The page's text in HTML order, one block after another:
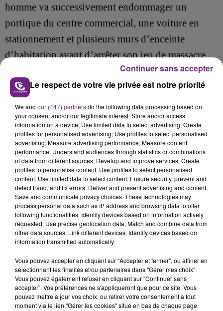
homme va successivement endommager un
portique du centre commercial, une voiture en
stationnement et plusieurs murs d’enceinte
d’habitation avant d’arrêter son jeu de massacre.
Alertés par le bruit, des témoins l’ont retenu avant
l’arrivée de la police.
Placé en garde à vue, il sera jugé ultérieurement.
FIL D'ACTU
7 août 2026
LA CENTRALE NUCLÉAIRE DE CHOOZ
TOUJOURS À L'ARRÊT
Cela fait déjà une semaine que la centrale
nucléaire ardennaise est à l'arrêt. Une situation
Le respect de votre vie privée est notre priorité
We and our (447) partnersdo the following data processing based on
your consent and/or our legitimate interest: Store and/or access
information on a device; Use limited data to select advertising; Create
profiles for personalised advertising; Use profiles to select personalised
advertising; Measure advertising performance; Measure content
performance; Understand audiences through statistics or combinations
of data from different sources; Develop and improve services; Create
profiles to personalise content; Use profiles to select personalised
content; Use limited data to select content; Ensure security, prevent and
detect fraud, and fix errors; Deliver and present advertising and content;
Save and communicate privacy choices. These technologies may
process personal data such as IP address and browsing data to offer
following functionalities: Identify devices based on information actively
requested; Use precise geolocation data; Match and combine data from
other data sources; Link different devices; Identify devices based on
information transmitted automatically.
Vous pouvez accepter en cliquant sur "Accepter et fermer", ou affiner en
sélectionnant les finalités et/ou partenaires dans "Gérer mes choix".
Vous pouvez également refuser en cliquant sur "Continuer sans
accepter". Vos préférences ne s'appliqueront que pour ce site. Vous
pouvez mettre à jour vos choix, ou retirer votre consentement à tout
moment via le lien "Gérer les cookies" situé en bas de chaque page.
Continuer sans accepter